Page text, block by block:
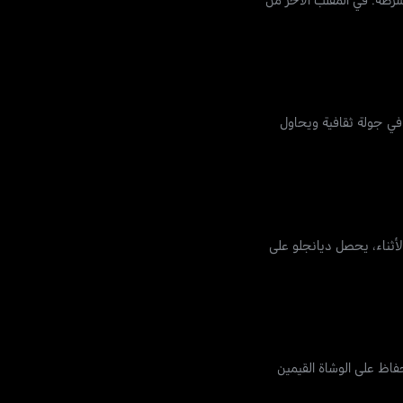
جولة ثقافية ويحاول
يحصل ديانجلو على
للحفاظ على الوشاة القيمين